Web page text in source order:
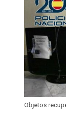
Objetos